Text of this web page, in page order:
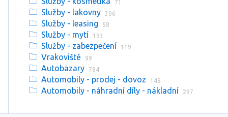
71
Služby - lakovny 306
Služby - leasing 58
Služby - mytí 193
Služby - zabezpečení 119
Vrakoviště 99
Autobazary 784
Automobily - prodej - dovoz 148
Automobily - náhradní díly - nákladní 297